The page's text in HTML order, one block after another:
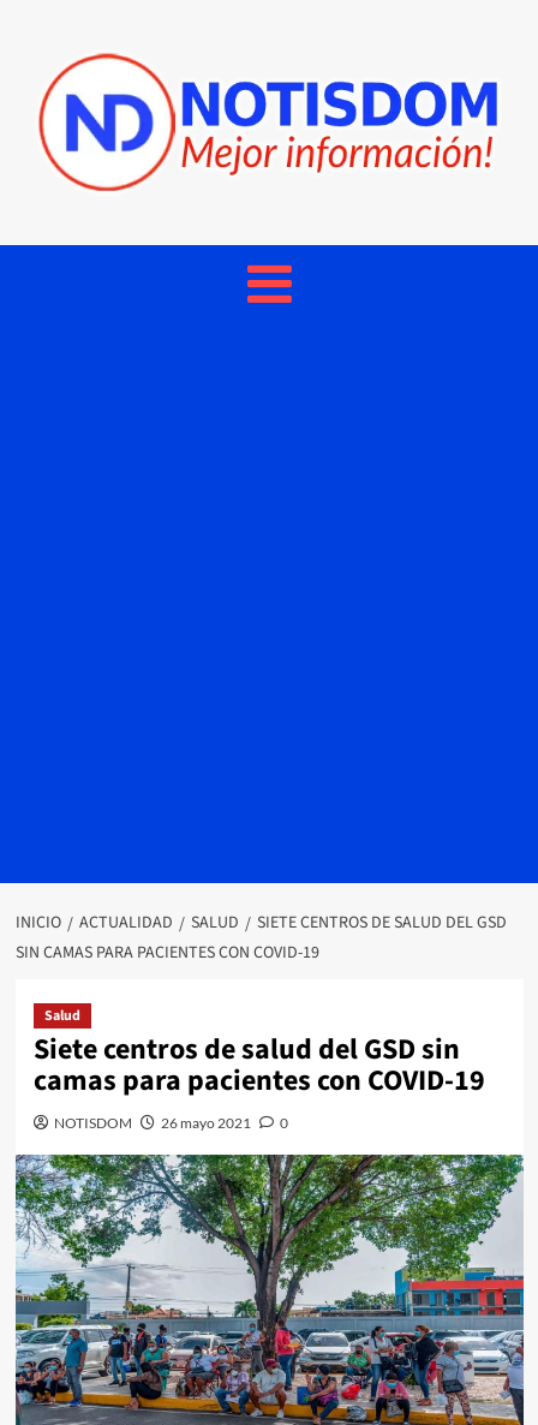
INICIO ACTUALIDAD SALUD
SIETE CENTROS DE SALUD DEL GSD
SIN CAMAS PARA PACIENTES CON COVID-19
Salud
Siete centros de salud del GSD sin
camas para pacientes con COVID-19
NOTISDOM 26 mayo 2021 0